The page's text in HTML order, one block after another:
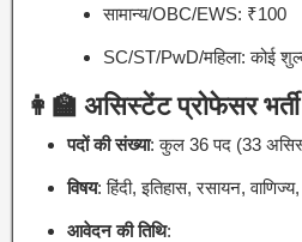
सामान्य/OBC/EWS: ₹100
SC/ST/PwD/महिला:कोई
👩‍🏫 असिस्टेंट प्रोफेसर
पदों की संख्या:कुल 36 पद (33
विषय:हिंदी, इतिहास, रसायन,
आवेदन की तिथि: